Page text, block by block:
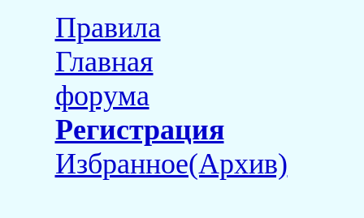
Правила
Главная
форума
Регистрация
Избранное(Архив)